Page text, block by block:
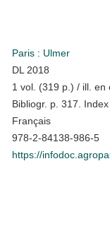
Paris : Ulmer
DL 2018
1 vol. (319 p.) / ill. en
Bibliogr. p. 317. Index
Français
978-2-84138-986-5
https://